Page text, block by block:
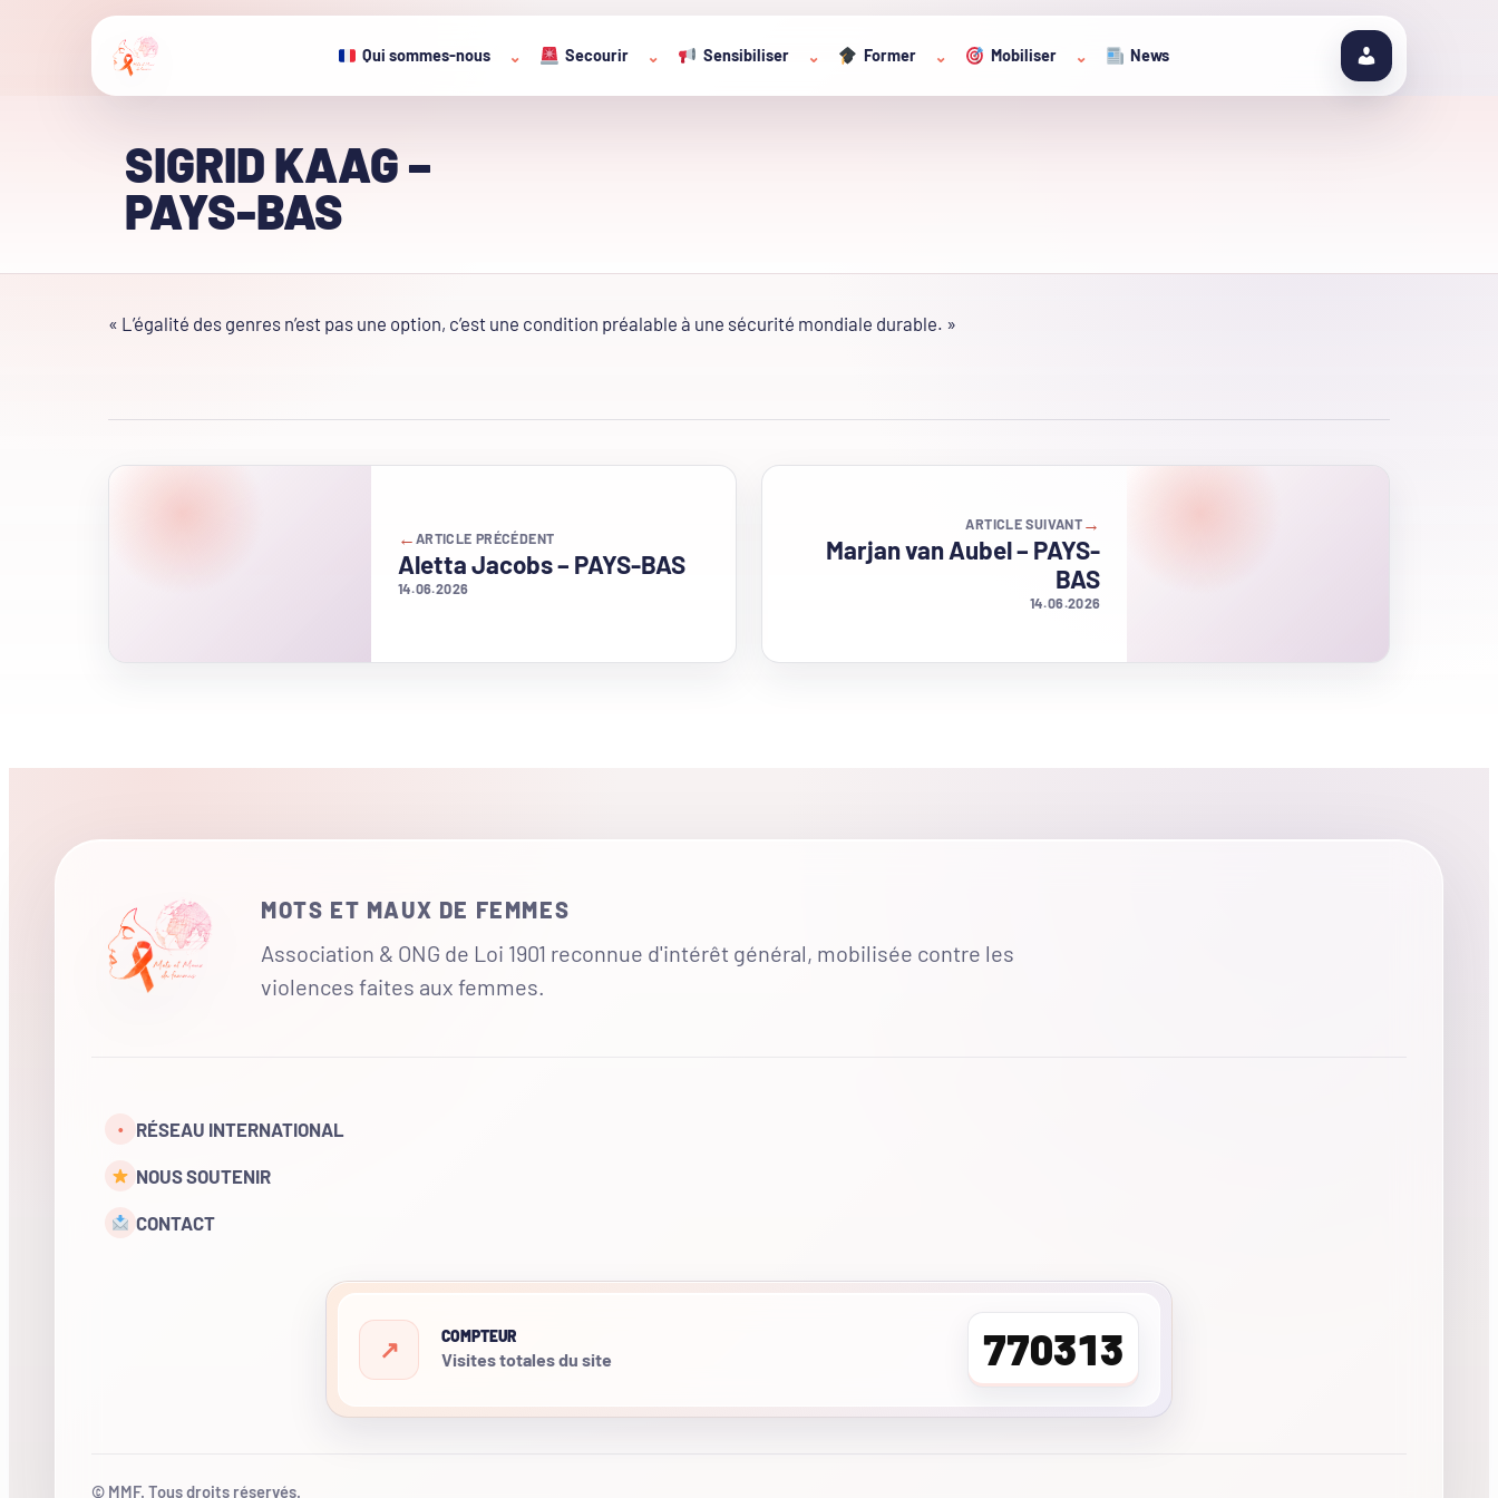
Qui sommes-nous ⌄ Secourir ⌄ Sensibiliser ⌄ Former ⌄ Mobiliser ⌄ News
SIGRID KAAG –
PAYS-BAS
« L’égalité des genres n’est pas une option, c’est une condition préalable à une sécurité mondiale durable. »
← ARTICLE PRÉCÉDENT
Aletta Jacobs – PAYS-BAS
14.06.2026
→
ARTICLE SUIVANT
Marjan van Aubel – PAYS-
BAS
14.06.2026
MOTS ET MAUX DE FEMMES
Association & ONG de Loi 1901 reconnue d'intérêt général, mobilisée contre les
violences faites aux femmes.
• RÉSEAU INTERNATIONAL
NOUS SOUTENIR
CONTACT
COMPTEUR
Visites totales du site 770313
© MMF. Tous droits réservés.